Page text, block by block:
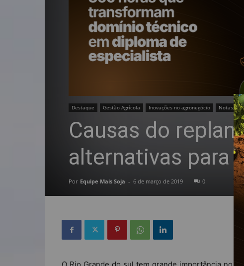
Destaque Gestão Agrícola Inovações no agronegócio Notas
Causas do
alternativas para
Por Equipe Mais Soja - 6 de março de 2019 0